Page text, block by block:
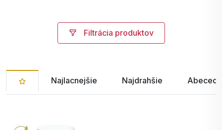
Filtrácia produktov
Najlacnejšie Najdrahšie